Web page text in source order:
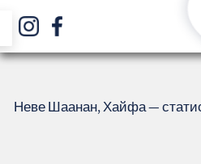
Неве Шаанан, Хайфа —